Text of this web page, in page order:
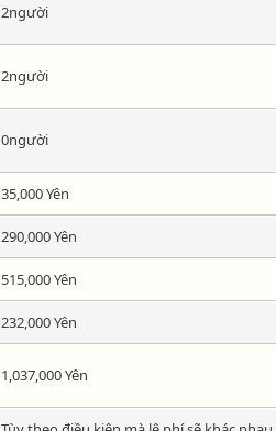
2người
2người
0người
35,000 Yên
290,000 Yên
515,000 Yên
232,000 Yên
1,037,000 Yên